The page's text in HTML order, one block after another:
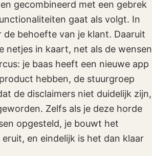
gecombineerd met een gebrek
gaat als volgt. In
behoefte van je klant. Daaruit
netjes in kaart, net als de wensen
je baas heeft een nieuwe app
hebben, de stuurgroep
de disclaimers niet duidelijk zijn,
Zelfs als je deze horde
opgesteld, je bouwt het
en eindelijk is het dan klaar